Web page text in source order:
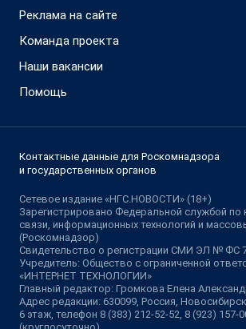
Реклама на сайте
Команда проекта
Наши вакансии
Помощь
Контактные данные для Роскомнадзора
и государственных органов
Сетевое издание «НГС.НОВОСТИ» (18+)
Зарегистрировано Федеральной службой по
связи, информационных технологий и
(Роскомнадзор)
Свидетельство о регистрации СМИ ЭЛ № ФС
Учредитель: Общество с ограниченной
«ИНТЕРНЕТ ТЕХНОЛОГИИ»
Главный редактор: Громкова Елена
Адрес редакции: 630099, Россия,
6 этаж, телефон 8 (383) 212-52-52, 8 (923) 157-